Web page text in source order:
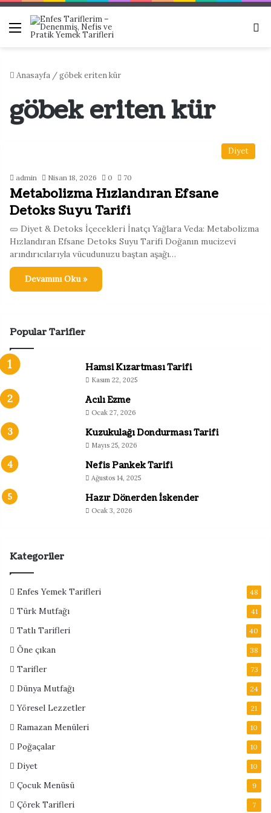
Menü
Anasayfa /göbek eriten kür
göbek eriten kür
Diyet
admin Nisan 18, 2026 0 70
Metabolizma Hızlandıran Efsane
Detoks Suyu Tarifi
🥒 Diyet & Detoks İçecekleri İnatçı Yağlara Veda: Metabolizma
Hızlandıran Efsane Detoks Suyu Tarifi Doğanın mucizevi
arındırıcılarıyla vücudunuzu baştan aşağı…
Devamını Oku »
Popular Tarifler
Hamsi Kızartması Tarifi
Kasım 22, 2025
Acılı Ezme
Ocak 27, 2026
Kuzukulağı Dondurması Tarifi
Mayıs 25, 2026
Nefis Pankek Tarifi
Ağustos 14, 2025
Hazır Dönerden İskender
Ocak 3, 2026
Kategoriler
Enfes Yemek Tarifleri 48
Türk Mutfağı 41
Tatlı Tarifleri 40
Öne çıkan 38
Tarifler 73
Dünya Mutfağı 24
Yöresel Lezzetler 21
Ramazan Menüleri 10
Poğaçalar 10
Diyet 10
Çocuk Menüsü 9
Çörek Tarifleri 7